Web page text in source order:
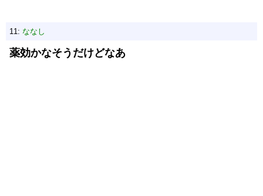
11: ななし
薬効かなそうだけどなあ